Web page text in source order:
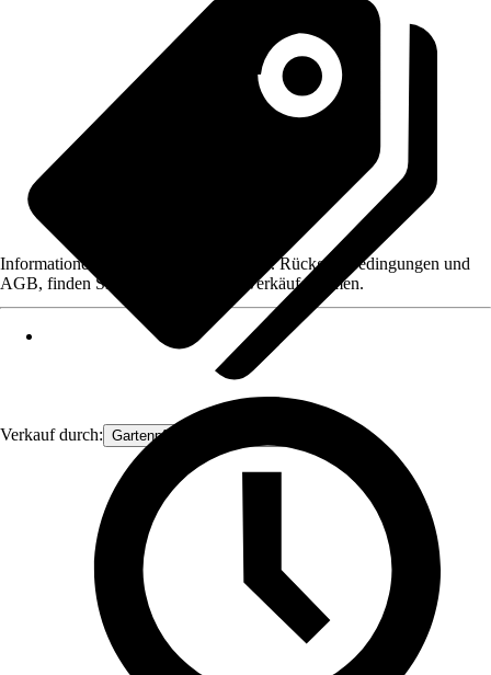
Verkauf durch: Gartenpflanzen Ammerland
Informationen des Verkäufers, wie z. B. Rückgabebedingungen und
AGB, finden Sie bei Klick auf den Verkäufernamen.